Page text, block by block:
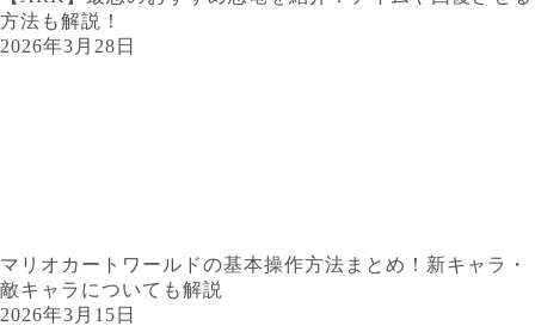
方法も解説！
2026年3月28日
マリオカートワールドの基本操作方法まとめ！新キャラ・
敵キャラについても解説
2026年3月15日